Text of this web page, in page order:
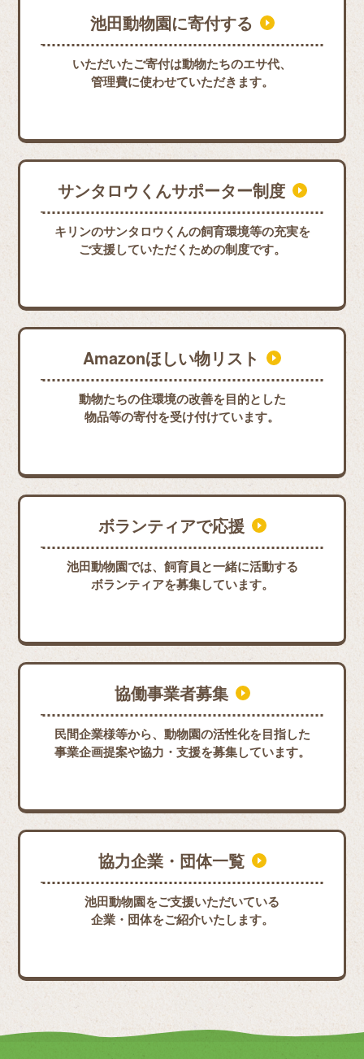
池田動物園に寄付する
いただいたご寄付は動物たちのエサ代、
管理費に使わせていただきます。
サンタロウくんサポーター制度
キリンのサンタロウくんの飼育環境等の充実を
ご支援していただくための制度です。
Amazonほしい物リスト
動物たちの住環境の改善を目的とした
物品等の寄付を受け付けています。
ボランティアで応援
池田動物園では、飼育員と一緒に活動する
ボランティアを募集しています。
協働事業者募集
民間企業様等から、動物園の活性化を目指した
事業企画提案や協力・支援を募集しています。
協力企業・団体一覧
池田動物園をご支援いただいている
企業・団体をご紹介いたします。